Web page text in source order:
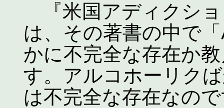
『米国アディクシ
は、その著書の中で
かに不完全な存在か
す。アルコホーリク
は不完全な存在なの